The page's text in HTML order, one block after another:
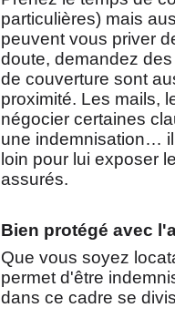
particulières) mais
peuvent vous priver
doute, demandez
de couverture sont
proximité. Les mails,
négocier certaines
une indemnisation…
loin pour lui exposer
assurés.
Bien protégé avec
Que vous soyez
permet d'être
dans ce cadre se